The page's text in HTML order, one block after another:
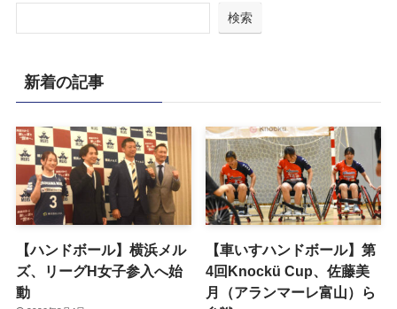
検索
新着の記事
【ハンドボール】横浜メル
ズ、リーグH女子参入へ始
動
【車いすハンドボール】第
4回Knockü Cup、佐藤美
月（アランマーレ富山）ら